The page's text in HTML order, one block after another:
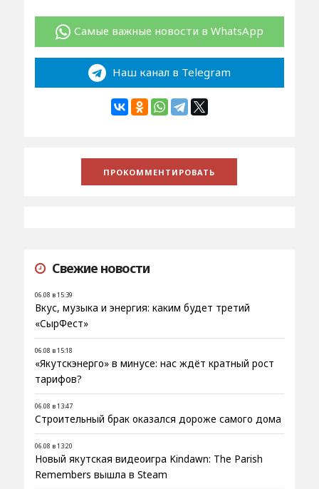
Самые важные новости в WhatsApp
Наш канал в Telegram
Свежие новости
06.08 в 15:39
Вкус, музыка и энергия: каким будет третий
«СырФест»
06.08 в 15:18
«Якутскэнерго» в минусе: нас ждёт кратный рост
тарифов?
06.08 в 13:47
Строительный брак оказался дороже самого дома
06.08 в 13:20
Новый якутская видеоигра Kindawn: The Parish
Remembers вышла в Steam